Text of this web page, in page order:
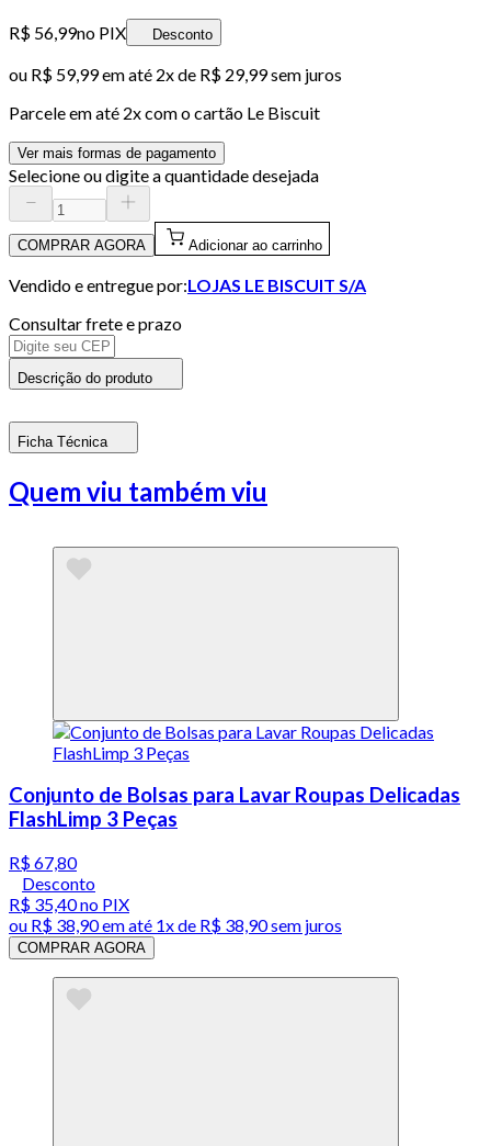
R$ 56,99no PIX Desconto
ou R$ 59,99em até 2x de R$ 29,99 sem juros
Parcele em até 2x com o cartão Le Biscuit
Ver mais formas de pagamento
Selecione ou digite a quantidade desejada
COMPRAR AGORA Adicionar ao carrinho
Vendido e entregue por:LOJAS LE BISCUIT S/A
Consultar frete e prazo
Descrição do produto
Ficha Técnica
Quem viu também viu
Conjunto de Bolsas para Lavar Roupas Delicadas
FlashLimp 3 Peças
R$ 67,80
Desconto
R$ 35,40no PIX
ou R$ 38,90em até 1x de R$ 38,90sem juros
COMPRAR AGORA